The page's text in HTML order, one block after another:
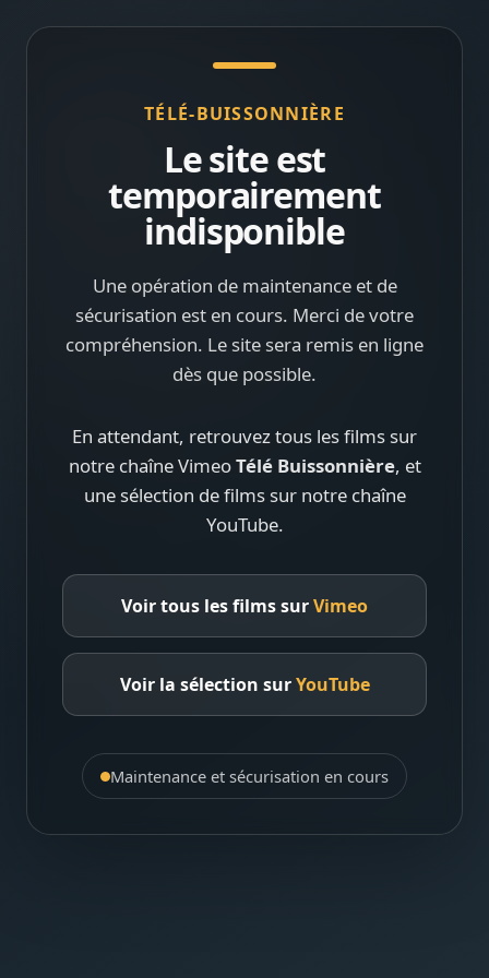
TÉLÉ-BUISSONNIÈRE
Le site est
temporairement
indisponible
Une opération de maintenance et de
sécurisation est en cours. Merci de votre
compréhension. Le site sera remis en ligne
dès que possible.
En attendant, retrouvez tous les films sur
notre chaîne VimeoTélé Buissonnière, et
une sélection de films sur notre chaîne
YouTube.
Voir tous les films surVimeo
Voir la sélection surYouTube
Maintenance et sécurisation en cours